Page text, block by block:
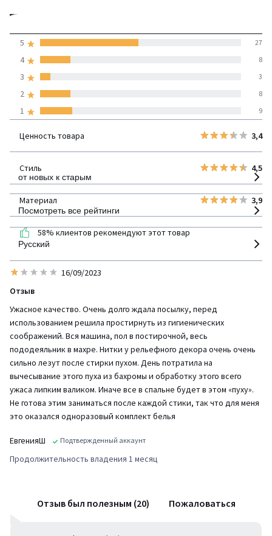
1 9
2 8
3 3
4 8
5 27
Ценность товара 3,4
Стиль 4,5
Материал 3,9
58% клиентов рекомендуют этот товар
от новых к старым
Посмотреть все рейтинги
Русский
16/09/2023
Отзыв
Ужасное качество. Очень долго ждала посылку, перед
использованием решила простирнуть из гигиенических
соображений. Вся машина, пол в постирочной, весь
пододеяльник в махре. Нитки у рельефного декора очень очень
сильно лезут после стирки пухом. День потратила на
вычесывание этого пуха из бахромы и обработку этого всего
ужаса липким валиком. Иначе все в спальне будет в этом «пуху».
Не готова этим заниматься после каждой стики, так что для меня
это оказался одноразовый комплект белья
ЕвгенияШ Подтвержденный аккаунт
Продолжительность владения 1 месяц
Отзыв был полезным (20) Пожаловаться